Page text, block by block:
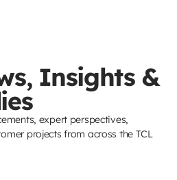
Insights &
expert perspectives,
projects from across the TCL